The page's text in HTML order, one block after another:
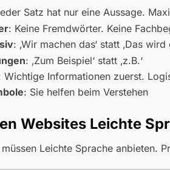
Satz hat nur eine Aussage.
: Keine Fremdwörter. Keine
: ‚Wir machen das‘ statt ‚Das wird
: ‚Zum Beispiel‘ statt ‚z.B.‘
Wichtige Informationen zuerst.
: Sie helfen beim Verstehen
Websites Leichte
Leichte Sprache anbieten.